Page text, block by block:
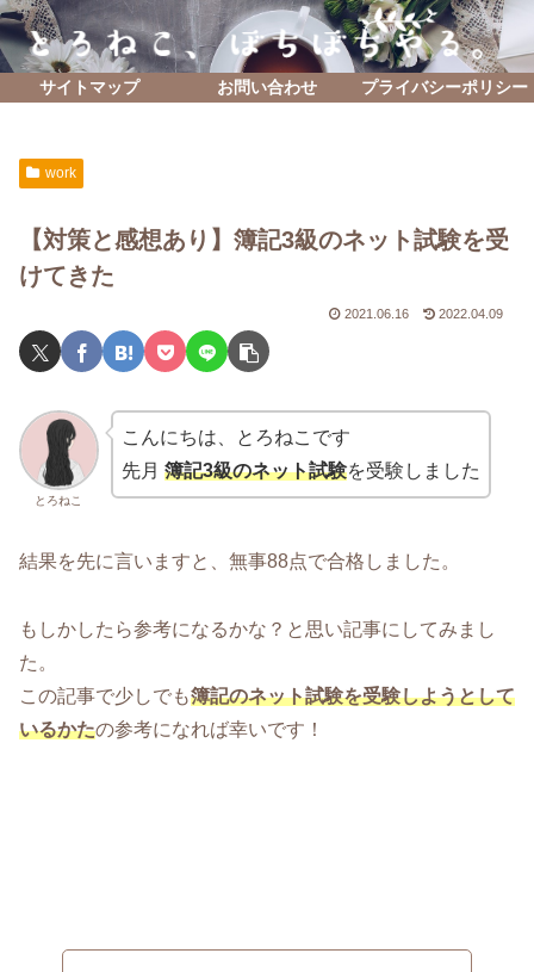
サイトマップ お問い合わせ プライバシーポリシー
work
【対策と感想あり】簿記3級のネット試験を受
けてきた
2021.06.16 2022.04.09
とろねこ
こんにちは、とろねこです
先月 簿記3級のネット試験を受験しました
結果を先に言いますと、無事88点で合格しました。
もしかしたら参考になるかな？と思い記事にしてみまし
た。
この記事で少しでも簿記のネット試験を受験しようとして
いるかたの参考になれば幸いです！